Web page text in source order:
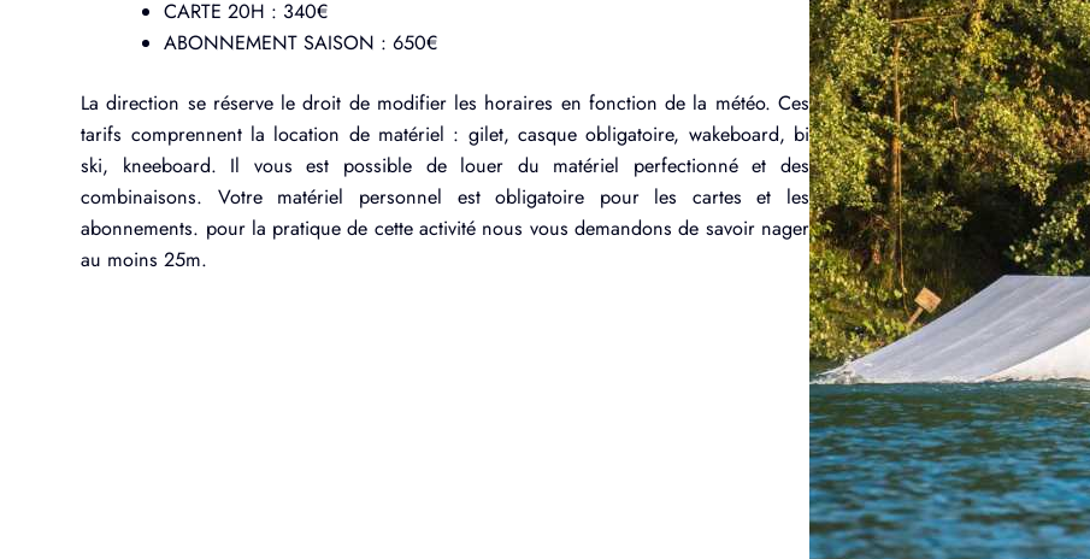
CARTE 20H : 340€
ABONNEMENT SAISON : 650€
La direction se réserve le droit de modifier les horaires en fonction de la météo. Ces
tarifs comprennent la location de matériel : gilet, casque obligatoire, wakeboard, bi
ski, kneeboard. Il vous est possible de louer du matériel perfectionné et des
combinaisons. Votre matériel personnel est obligatoire pour les cartes et les
abonnements. pour la pratique de cette activité nous vous demandons de savoir nager
au moins 25m.